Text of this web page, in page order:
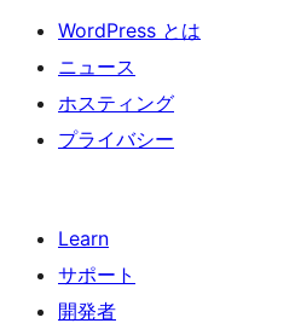
WordPress とは
ニュース
ホスティング
プライバシー
Learn
サポート
開発者